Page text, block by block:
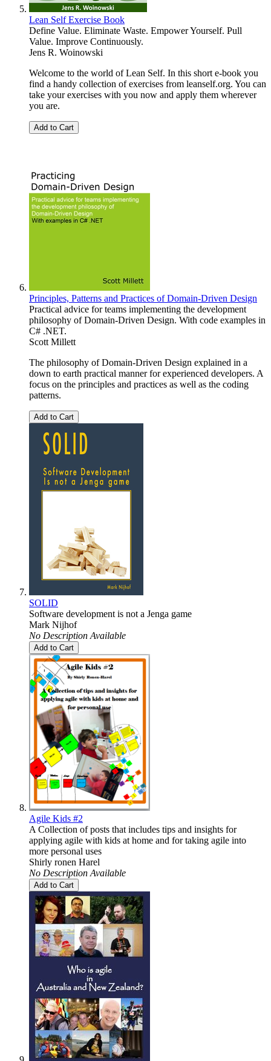
Lean Self Exercise Book
Define Value. Eliminate Waste. Empower Yourself. Pull
Value. Improve Continuously.
Jens R. Woinowski
Welcome to the world of Lean Self. In this short e-book you
find a handy collection of exercises from leanself.org. You can
take your exercises with you now and apply them wherever
you are.
Add to Cart
Principles, Patterns and Practices of Domain-Driven Design
Practical advice for teams implementing the development
philosophy of Domain-Driven Design. With code examples in
C# .NET.
Scott Millett
The philosophy of Domain-Driven Design explained in a
down to earth practical manner for experienced developers. A
focus on the principles and practices as well as the coding
patterns.
Add to Cart
SOLID
Software development is not a Jenga game
Mark Nijhof
No Description Available
Add to Cart
Agile Kids #2
A Collection of posts that includes tips and insights for
applying agile with kids at home and for taking agile into
more personal uses
Shirly ronen Harel
No Description Available
Add to Cart